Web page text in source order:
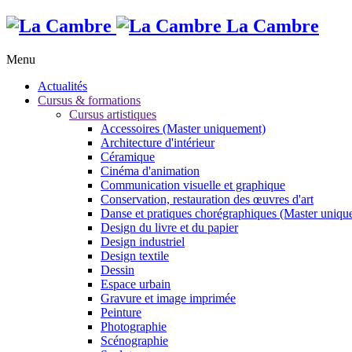
La Cambre
Menu
Actualités
Cursus & formations
Cursus artistiques
Accessoires (Master uniquement)
Architecture d'intérieur
Céramique
Cinéma d'animation
Communication visuelle et graphique
Conservation, restauration des œuvres d'art
Danse et pratiques chorégraphiques (Master
Design du livre et du papier
Design industriel
Design textile
Dessin
Espace urbain
Gravure et image imprimée
Peinture
Photographie
Scénographie